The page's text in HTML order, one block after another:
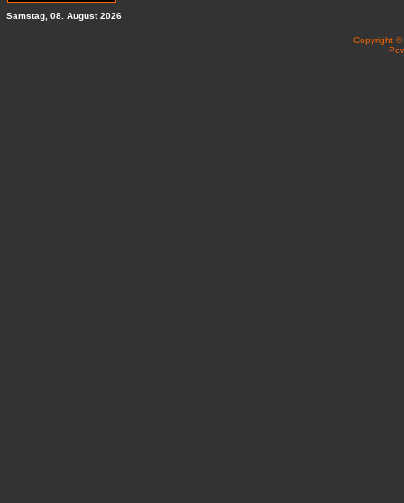
Samstag, 08. August 2026
Copyright